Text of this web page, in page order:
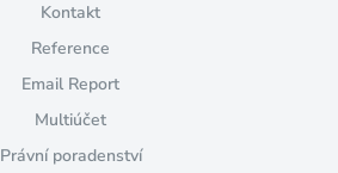
Kontakt
Reference
Email Report
Multiúčet
Právní poradenství